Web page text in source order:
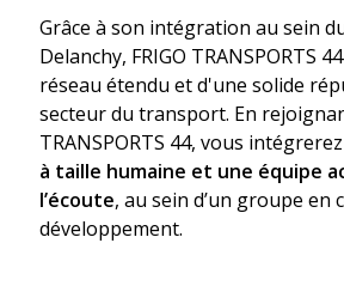
Grâce à son intégration au sein
Delanchy, FRIGO TRANSPORTS
réseau étendu et d'une solide
secteur du transport. En
TRANSPORTS 44, vous
à taille humaine et une équipe
l’écoute, au sein d’un groupe en
développement.